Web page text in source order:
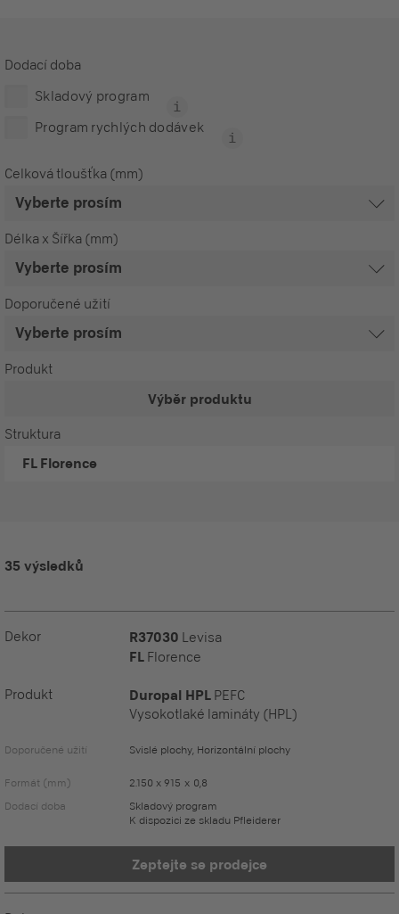
Dodací doba
Skladový program
Program rychlých dodávek
Celková tloušťka (mm)
Délka x Šířka (mm)
Doporučené užití
Produkt
Výběr produktu
Struktura
FLFlorence
35 výsledků
Dekor R37030 Levisa
FL Florence
Produkt Duropal HPL PEFC
Vysokotlaké lamináty (HPL)
Doporučené užití Svislé plochy, Horizontální plochy
Formát (mm)
2.150 x 915 x 0,8
Dodací doba
Skladový program
K dispozici ze skladu Pfleiderer
Zeptejte se prodejce